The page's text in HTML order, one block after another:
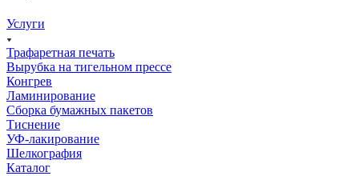
Услуги
Трафаретная печать
Вырубка на тигельном прессе
Конгрев
Ламинирование
Сборка бумажных пакетов
Тиснение
УФ-лакирование
Шелкография
Каталог